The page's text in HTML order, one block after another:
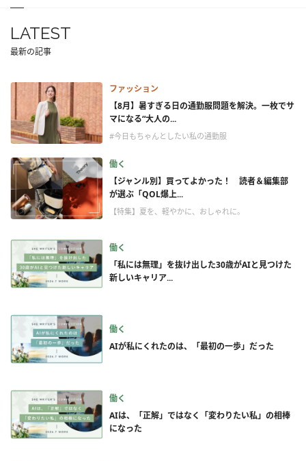
LATEST
最新の記事
ファッション
【8月】暑すぎる日の通勤服問題を解決。一枚でサ
マになる“大人の...
#今日もちゃんとしたい私の通勤服
働く
【ジャンル別】買ってよかった！ 読者＆編集部
が選ぶ「QOL爆上...
【特集】夏を、軽やかに、おしゃれに。
働く
「私には無理」を抜け出した30歳がAIと見つけた
新しいキャリア...
働く
AIが私にくれたのは、「最初の一歩」だった
働く
AIは、「正解」ではなく「変わりたい私」の相棒
になった